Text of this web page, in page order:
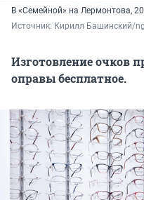
В «Семейной» на Лермонтова,
Источник: Кирилл Башинский/
Изготовление очков
оправы бесплатное.